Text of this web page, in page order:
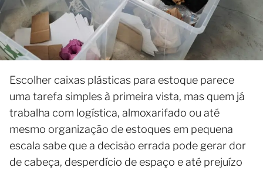
Escolher caixas plásticas para estoque parece
uma tarefa simples à primeira vista, mas quem já
trabalha com logística, almoxarifado ou até
mesmo organização de estoques em pequena
escala sabe que a decisão errada pode gerar dor
de cabeça, desperdício de espaço e até prejuízo